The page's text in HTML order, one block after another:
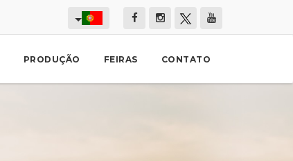
PRODUÇÃO FEIRAS CONTATO